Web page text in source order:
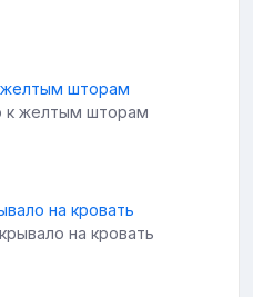
к желтым шторам
на кровать